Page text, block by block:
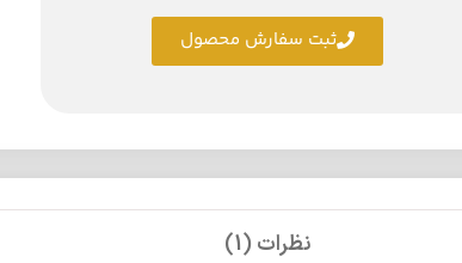
ثبت سفارش محصول
نظرات (1)